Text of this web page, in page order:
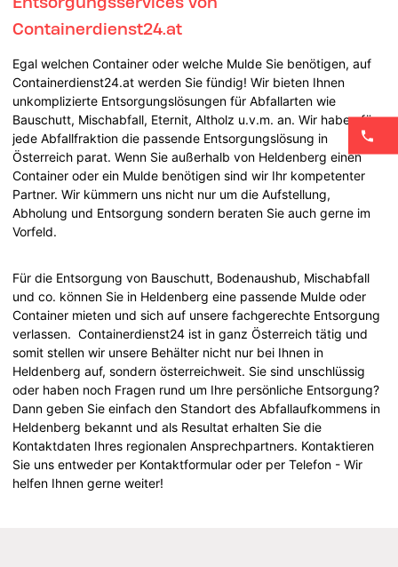
Containerdienst24.at
Egal welchen Container oder welche Mulde Sie benötigen, auf
Containerdienst24.at werden Sie fündig! Wir bieten Ihnen
unkomplizierte Entsorgungslösungen für Abfallarten wie
Bauschutt, Mischabfall, Eternit, Altholz u.v.m. an. Wir haben für
jede Abfallfraktion die passende Entsorgungslösung in
Österreich parat. Wenn Sie außerhalb von Heldenberg einen
Container oder ein Mulde benötigen sind wir Ihr kompetenter
Partner. Wir kümmern uns nicht nur um die Aufstellung,
Abholung und Entsorgung sondern beraten Sie auch gerne im
Vorfeld.
Für die Entsorgung von Bauschutt, Bodenaushub, Mischabfall
und co. können Sie in Heldenberg eine passende Mulde oder
Container mieten und sich auf unsere fachgerechte Entsorgung
verlassen. Containerdienst24 ist in ganz Österreich tätig und
somit stellen wir unsere Behälter nicht nur bei Ihnen in
Heldenberg auf, sondern österreichweit. Sie sind unschlüssig
oder haben noch Fragen rund um Ihre persönliche Entsorgung?
Dann geben Sie einfach den Standort des Abfallaufkommens in
Heldenberg bekannt und als Resultat erhalten Sie die
Kontaktdaten Ihres regionalen Ansprechpartners. Kontaktieren
Sie uns entweder per Kontaktformular oder per Telefon - Wir
helfen Ihnen gerne weiter!